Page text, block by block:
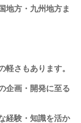
地方・九州地方ま
軽さもあります。
企画・開発に至る
経験・知識を活か